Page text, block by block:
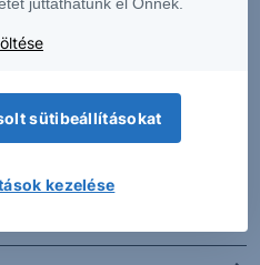
negyedéve
sütibeállításokat
kezelése